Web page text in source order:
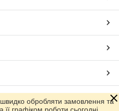
Prom.ua
обробляти замовлення та